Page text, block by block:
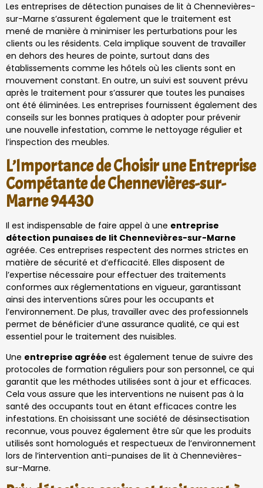
Les entreprises de détection punaises de lit à Chennevières-
sur-Marne s’assurent également que le traitement est
mené de manière à minimiser les perturbations pour les
clients ou les résidents. Cela implique souvent de travailler
en dehors des heures de pointe, surtout dans des
établissements comme les hôtels où les clients sont en
mouvement constant. En outre, un suivi est souvent prévu
après le traitement pour s’assurer que toutes les punaises
ont été éliminées. Les entreprises fournissent également des
conseils sur les bonnes pratiques à adopter pour prévenir
une nouvelle infestation, comme le nettoyage régulier et
l’inspection des meubles.
L’Importance de Choisir une Entreprise
Compétante de Chennevières-sur-
Marne 94430
Il est indispensable de faire appel à une entreprise
détection punaises de lit Chennevières-sur-Marne
agréée. Ces entreprises respectent des normes strictes en
matière de sécurité et d’efficacité. Elles disposent de
l’expertise nécessaire pour effectuer des traitements
conformes aux réglementations en vigueur, garantissant
ainsi des interventions sûres pour les occupants et
l’environnement. De plus, travailler avec des professionnels
permet de bénéficier d’une assurance qualité, ce qui est
essentiel pour le traitement des nuisibles.
Une entreprise agréée est également tenue de suivre des
protocoles de formation réguliers pour son personnel, ce qui
garantit que les méthodes utilisées sont à jour et efficaces.
Cela vous assure que les interventions ne nuisent pas à la
santé des occupants tout en étant efficaces contre les
infestations. En choisissant une société de désinsectisation
reconnue, vous pouvez également être sûr que les produits
utilisés sont homologués et respectueux de l’environnement
lors de l’intervention anti-punaises de lit à Chennevières-
sur-Marne.